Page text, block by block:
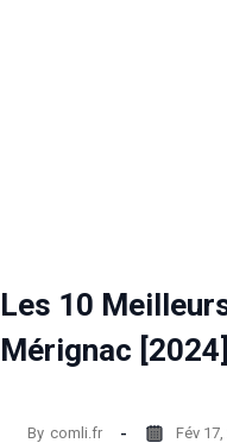
Les 10
Mérignac [2024]
By comli.fr Fév